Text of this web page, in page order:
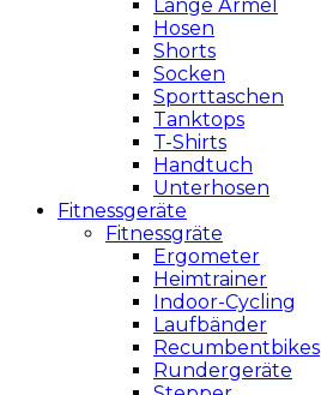
Lange Ärmel
Hosen
Shorts
Socken
Sporttaschen
Tanktops
T-Shirts
Handtuch
Unterhosen
Fitnessgeräte
Fitnessgräte
Ergometer
Heimtrainer
Indoor-Cycling
Laufbänder
Recumbentbikes
Rundergeräte